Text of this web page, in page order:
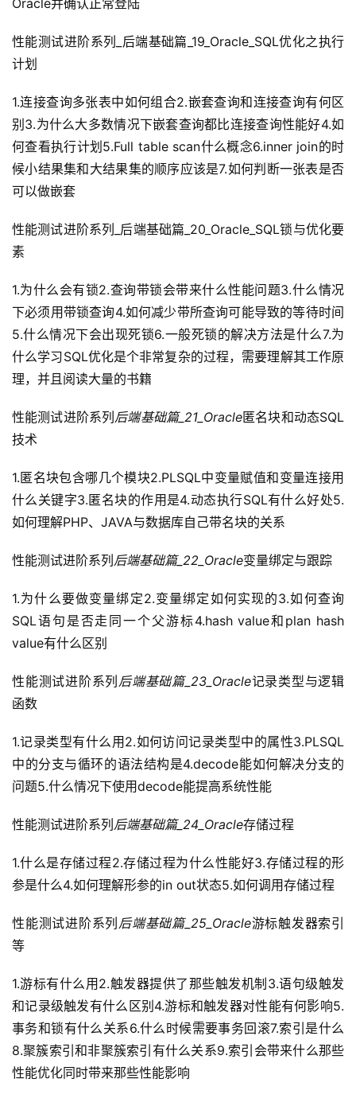
Oracle并确认正常登陆
性能测试进阶系列_后端基础篇_19_Oracle_SQL优化之执行
计划
1.连接查询多张表中如何组合2.嵌套查询和连接查询有何区
别3.为什么大多数情况下嵌套查询都比连接查询性能好4.如
何查看执行计划5.Full table scan什么概念6.inner join的时
候小结果集和大结果集的顺序应该是7.如何判断一张表是否
可以做嵌套
性能测试进阶系列_后端基础篇_20_Oracle_SQL锁与优化要
素
1.为什么会有锁2.查询带锁会带来什么性能问题3.什么情况
下必须用带锁查询4.如何减少带所查询可能导致的等待时间
5.什么情况下会出现死锁6.一般死锁的解决方法是什么7.为
什么学习SQL优化是个非常复杂的过程，需要理解其工作原
理，并且阅读大量的书籍
性能测试进阶系列 后端基础篇_21_Oracle匿名块和动态SQL
技术
1.匿名块包含哪几个模块2.PLSQL中变量赋值和变量连接用
什么关键字3.匿名块的作用是4.动态执行SQL有什么好处5.
如何理解PHP、JAVA与数据库自己带名块的关系
性能测试进阶系列 后端基础篇_22_Oracle变量绑定与跟踪
1.为什么要做变量绑定2.变量绑定如何实现的3.如何查询
SQL语句是否走同一个父游标4.hash value和plan hash
value有什么区别
性能测试进阶系列 后端基础篇_23_Oracle记录类型与逻辑
函数
1.记录类型有什么用2.如何访问记录类型中的属性3.PLSQL
中的分支与循环的语法结构是4.decode能如何解决分支的
问题5.什么情况下使用decode能提高系统性能
性能测试进阶系列 后端基础篇_24_Oracle存储过程
1.什么是存储过程2.存储过程为什么性能好3.存储过程的形
参是什么4.如何理解形参的in out状态5.如何调用存储过程
性能测试进阶系列 后端基础篇_25_Oracle游标触发器索引
等
1.游标有什么用2.触发器提供了那些触发机制3.语句级触发
和记录级触发有什么区别4.游标和触发器对性能有何影响5.
事务和锁有什么关系6.什么时候需要事务回滚7.索引是什么
8.聚簇索引和非聚簇索引有什么关系9.索引会带来什么那些
性能优化同时带来那些性能影响